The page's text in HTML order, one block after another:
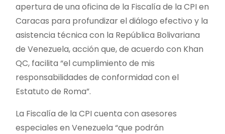
apertura de una oficina de la Fiscalía de la CPI en
Caracas para profundizar el diálogo efectivo y la
asistencia técnica con la República Bolivariana
de Venezuela, acción que, de acuerdo con Khan
QC, facilita “el cumplimiento de mis
responsabilidades de conformidad con el
Estatuto de Roma”.
La Fiscalía de la CPI cuenta con asesores
especiales en Venezuela “que podrán